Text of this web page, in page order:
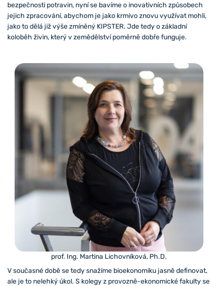
bezpečnosti potravin, nyní se bavíme o inovativních způsobech
jejich zpracování, abychom je jako krmivo znovu využívat mohli,
jako to dělá již výše zmíněný KIPSTER. Jde tedy o základní
koloběh živin, který v zemědělství poměrně dobře funguje.
prof. Ing. Martina Lichovníková, Ph.D.
V současné době se tedy snažíme bioekonomiku jasně definovat,
ale je to nelehký úkol. S kolegy z provozně-ekonomické fakulty se